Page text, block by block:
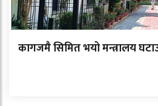
कागजमै सिमित भयो मन्त्रालय